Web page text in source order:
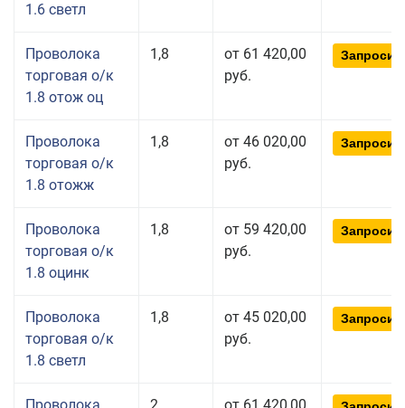
1.6 светл
Проволока
торговая о/к
1.8 отож оц
1,8
от 61 420,00
руб.
Проволока
торговая о/к
1.8 отожж
1,8
от 46 020,00
руб.
Проволока
торговая о/к
1.8 оцинк
1,8
от 59 420,00
руб.
Проволока
торговая о/к
1.8 светл
1,8
от 45 020,00
руб.